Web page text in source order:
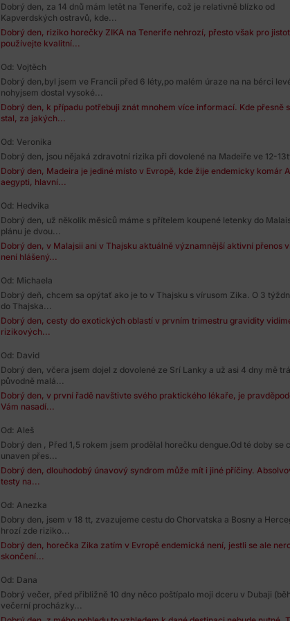
Dobrý den, za 14 dnů mám letět na Tenerife, což je relativně blízko od
Kapverdských ostravů, kde...
Dobrý den, riziko horečky ZIKA na Tenerife nehrozí, přesto však pro
používejte kvalitní...
Od: Vojtěch
Dobrý den,byl jsem ve Francii před 6 léty,po malém úraze na na bérci
nohyjsem dostal vysoké...
Dobrý den, k případu potřebuji znát mnohem více informací. Kde přesně
stal, za jakých...
Od: Veronika
Dobrý den, jsou nějaká zdravotní rizika při dovolené na Madeiře ve 12-
Dobrý den, Madeira je jediné místo v Evropě, kde žije endemicky komár
aegypti, hlavní...
Od: Hedvika
Dobrý den, už několik měsíců máme s přítelem koupené letenky do
plánu je dvou...
Dobrý den, v Malajsii ani v Thajsku aktuálně významnější aktivní přenos
není hlášený...
Od: Michaela
Dobrý deň, chcem sa opýtať ako je to v Thajsku s vírusom Zika. O 3
do Thajska...
Dobrý den, cesty do exotických oblastí v prvním trimestru gravidity
rizikových...
Od: David
Dobrý den, včera jsem dojel z dovolené ze Srí Lanky a už asi 4 dny mě
původně malá...
Dobrý den, v první řadě navštivte svého praktického lékaře, je
Vám nasadí...
Od: Aleš
Dobrý den , Před 1,5 rokem jsem prodělal horečku dengue.Od té doby se
unaven přes...
Dobrý den, dlouhodobý únavový syndrom může mít i jiné příčiny.
testy na...
Od: Anezka
Dobry den, jsem v 18 tt, zvazujeme cestu do Chorvatska a Bosny a
hrozí zde riziko...
Dobrý den, horečka Zika zatím v Evropě endemická není, jestli se ale
skončení...
Od: Dana
Dobrý večer, před přibližně 10 dny něco poštípalo moji dceru v Dubaji
večerní procházky...